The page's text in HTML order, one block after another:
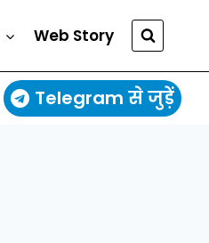
Web Story
Telegram से जुड़ें